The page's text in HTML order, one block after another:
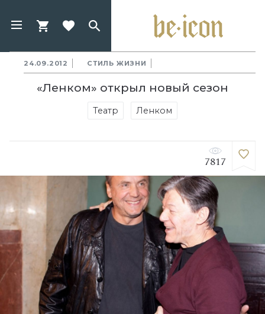
24.09.2012 СТИЛЬ ЖИЗНИ
«Ленком» открыл новый сезон
Театр Ленком
7817